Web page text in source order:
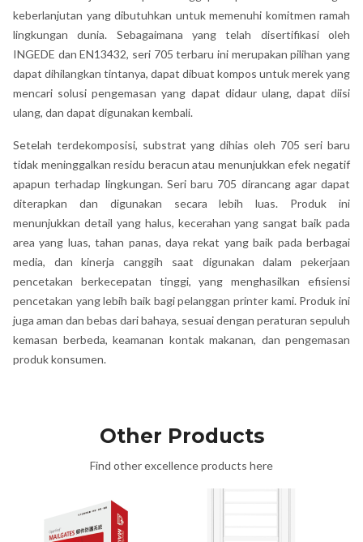
keberlanjutan yang dibutuhkan untuk memenuhi komitmen ramah
lingkungan dunia. Sebagaimana yang telah disertifikasi oleh
INGEDE dan EN13432, seri 705 terbaru ini merupakan pilihan yang
dapat dihilangkan tintanya, dapat dibuat kompos untuk merek yang
mencari solusi pengemasan yang dapat didaur ulang, dapat diisi
ulang, dan dapat digunakan kembali.
Setelah terdekomposisi, substrat yang dihias oleh 705 seri baru
tidak meninggalkan residu beracun atau menunjukkan efek negatif
apapun terhadap lingkungan. Seri baru 705 dirancang agar dapat
diterapkan dan digunakan secara lebih luas. Produk ini
menunjukkan detail yang halus, kecerahan yang sangat baik pada
area yang luas, tahan panas, daya rekat yang baik pada berbagai
media, dan kinerja canggih saat digunakan dalam pekerjaan
pencetakan berkecepatan tinggi, yang menghasilkan efisiensi
pencetakan yang lebih baik bagi pelanggan printer kami. Produk ini
juga aman dan bebas dari bahaya, sesuai dengan peraturan sepuluh
kemasan berbeda, keamanan kontak makanan, dan pengemasan
produk konsumen.
Other Products
Find other excellence products here